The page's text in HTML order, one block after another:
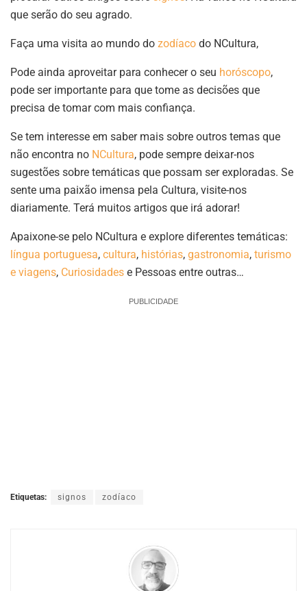
que serão do seu agrado.
Faça uma visita ao mundo do zodíaco do NCultura,
Pode ainda aproveitar para conhecer o seu horóscopo,
pode ser importante para que tome as decisões que
precisa de tomar com mais confiança.
Se tem interesse em saber mais sobre outros temas que
não encontra no NCultura, pode sempre deixar-nos
sugestões sobre temáticas que possam ser exploradas. Se
sente uma paixão imensa pela Cultura, visite-nos
diariamente. Terá muitos artigos que irá adorar!
Apaixone-se pelo NCultura e explore diferentes temáticas:
língua portuguesa, cultura, histórias, gastronomia, turismo
e viagens, Curiosidades e Pessoas entre outras…
PUBLICIDADE
Etiquetas: signos zodíaco